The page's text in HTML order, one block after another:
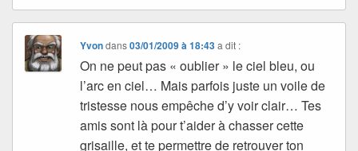
Yvondans03/01/2009 à 18:43 a dit :
On ne peut pas « oublier » le ciel bleu, ou
l’arc en ciel… Mais parfois juste un voile de
tristesse nous empêche d’y voir clair… Tes
amis sont là pour t’aider à chasser cette
grisaille, et te permettre de retrouver ton